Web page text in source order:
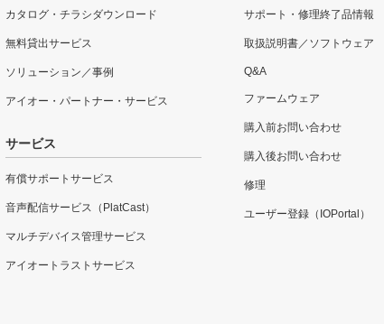
カタログ・チラシダウンロード
無料貸出サービス
ソリューション／事例
アイオー・パートナー・サービス
サービス
有償サポートサービス
音声配信サービス（PlatCast）
マルチデバイス管理サービス
アイオートラストサービス
サポート・修理終了品情報
取扱説明書／ソフトウェア
Q&A
ファームウェア
購入前お問い合わせ
購入後お問い合わせ
修理
ユーザー登録（IOPortal）